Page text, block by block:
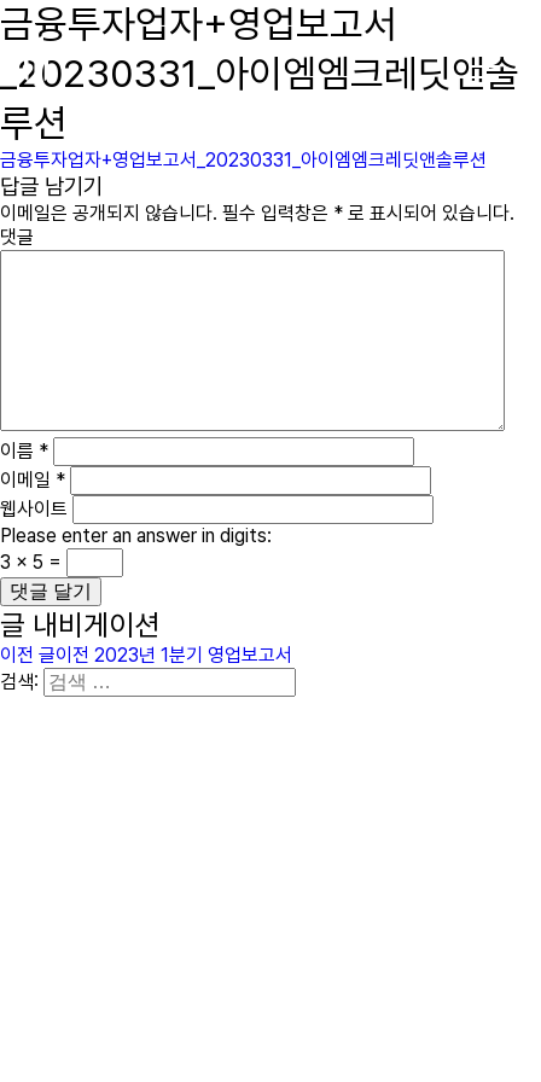
immcs,
Inc.
금융투자업자+영업보고서
_20230331_아이엠엠크레딧앤솔
루션
금융투자업자+영업보고서_20230331_아이엠엠크레딧앤솔루션
답글 남기기
이메일은 공개되지 않습니다. 필수 입력창은 * 로 표시되어 있습니다.
댓글
이름 *
이메일 *
웹사이트
Please enter an answer in digits:
3 × 5 =
글 내비게이션
이전 글이전 2023년 1분기 영업보고서
검색: